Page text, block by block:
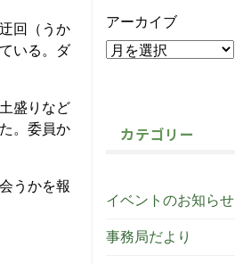
回（うか
いる。ダ
盛りなど
。委員か
うかを報
アーカイブ
カテゴリー
イベントのお知らせ
事務局だより